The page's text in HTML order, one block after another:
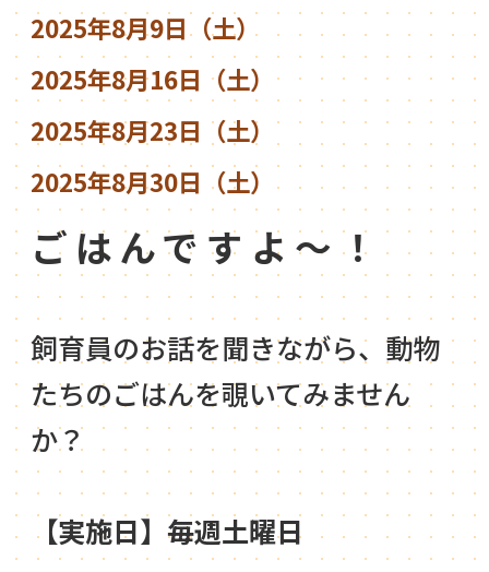
2025年8月9日（土）
2025年8月16日（土）
2025年8月23日（土）
2025年8月30日（土）
ごはんですよ～！
飼育員のお話を聞きながら、動物
たちのごはんを覗いてみません
か？
【実施日】毎週土曜日